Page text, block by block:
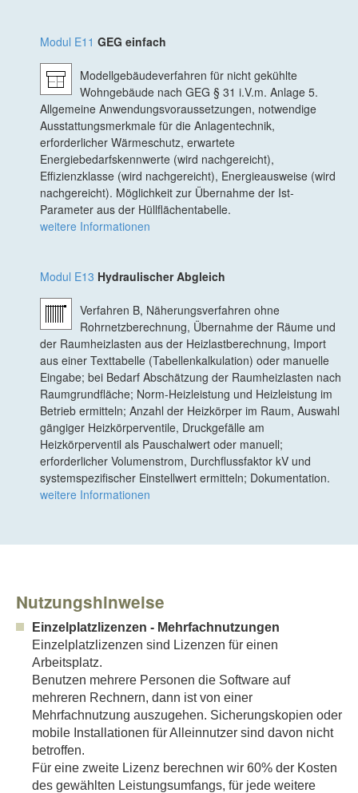
Modul E11 GEG einfach
Modellgebäudeverfahren für nicht gekühlte
Wohngebäude nach GEG § 31 i.V.m. Anlage 5.
Allgemeine Anwendungsvoraussetzungen, notwendige
Ausstattungsmerkmale für die Anlagentechnik,
erforderlicher Wärmeschutz, erwartete
Energiebedarfskennwerte (wird nachgereicht),
Effizienzklasse (wird nachgereicht), Energieausweise (wird
nachgereicht). Möglichkeit zur Übernahme der Ist-
Parameter aus der Hüllflächentabelle.
weitere Informationen
Modul E13 Hydraulischer Abgleich
Verfahren B, Näherungsverfahren ohne
Rohrnetzberechnung, Übernahme der Räume und
der Raumheizlasten aus der Heizlastberechnung, Import
aus einer Texttabelle (Tabellenkalkulation) oder manuelle
Eingabe; bei Bedarf Abschätzung der Raumheizlasten nach
Raumgrundfläche; Norm-Heizleistung und Heizleistung im
Betrieb ermitteln; Anzahl der Heizkörper im Raum, Auswahl
gängiger Heizkörperventile, Druckgefälle am
Heizkörperventil als Pauschalwert oder manuell;
erforderlicher Volumenstrom, Durchflussfaktor kV und
systemspezifischer Einstellwert ermitteln; Dokumentation.
weitere Informationen
Nutzungshinweise
Einzelplatzlizenzen - Mehrfachnutzungen
Einzelplatzlizenzen sind Lizenzen für einen
Arbeitsplatz.
Benutzen mehrere Personen die Software auf
mehreren Rechnern, dann ist von einer
Mehrfachnutzung auszugehen. Sicherungskopien oder
mobile Installationen für Alleinnutzer sind davon nicht
betroffen.
Für eine zweite Lizenz berechnen wir 60% der Kosten
des gewählten Leistungsumfangs, für jede weitere